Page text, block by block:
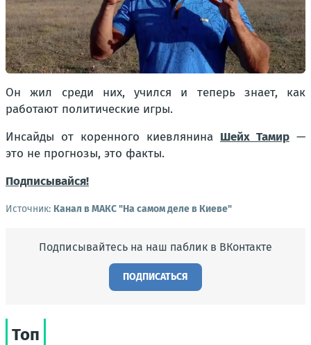
Он жил среди них, учился и теперь знает, как
работают политические игры.
Инсайды от коренного киевлянина Шейх Тамир —
это не прогнозы, это факты.
Подписывайся!
Источник: Канал в МАКС "На самом деле в Киеве"
Подписывайтесь на наш паблик в ВКонтакте
ПОДПИСАТЬСЯ
Топ